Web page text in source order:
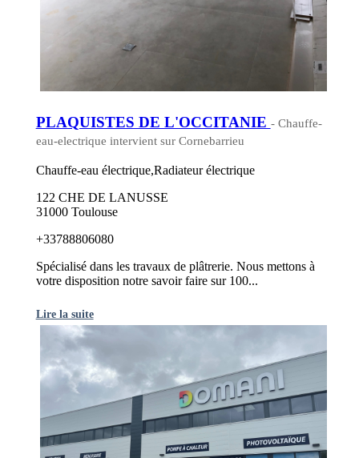
PLAQUISTES DE L'OCCITANIE - Chauffe-
eau-electrique intervient sur Cornebarrieu
Chauffe-eau électrique,Radiateur électrique
122 CHE DE LANUSSE
31000 Toulouse
+33788806080
Spécialisé dans les travaux de plâtrerie. Nous mettons à
votre disposition notre savoir faire sur 100...
Lire la suite